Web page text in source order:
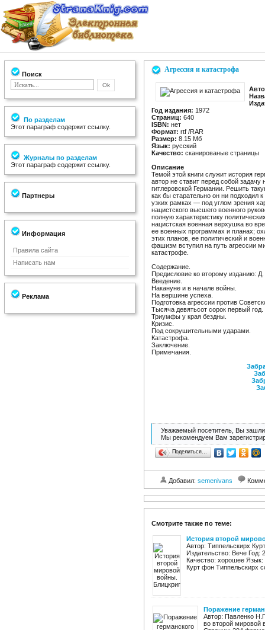
Поиск
По разделам
Этот параграф содержит ссылку.
Журналы по разделам
Этот параграф содержит ссылку.
Партнеры
Информация
Правила сайта
Написать нам
Реклама
Агрессия и катастрофа
Год издания: 1972
Страниц: 640
ISBN: нет
Формат: rtf /RAR
Размер: 8.15 Мб
Язык: русский
Качество: сканированые страницы
Описание
Темой этой книги служит история
автор не ставит перед собой
гитлеровской Германии. Решить
как бы старательно он ни подходил
узких рамках — под углом зрения
нацистского высшего военного
полную характеристику
нацистская военная верхушка во
ее военных программах и планах;
этих планов, ее политический и
фашизм вступил на путь агрессии
катастрофе.
Содержание.
Предисловие ко второму изданию: Д.
Введение.
Накануне и в начале войны.
На вершине успеха.
Подготовка агрессии против
Тысяча девятьсот сорок первый год.
Триумфы у края бездны.
Кризис.
Под сокрушительными ударами.
Катастрофа.
Заключение.
Примечания.
Уважаемый посетитель, Вы зашли
Мы рекомендуем Вам
Поделиться…
Добавил: semenivans
Смотрите также по теме:
История второй
Автор: Типпельскирх
Издательство: Вече
Качество: хорошее Язык:
Курт фон Типпельскирх
Поражение
Автор: Павленко
во второй мировой